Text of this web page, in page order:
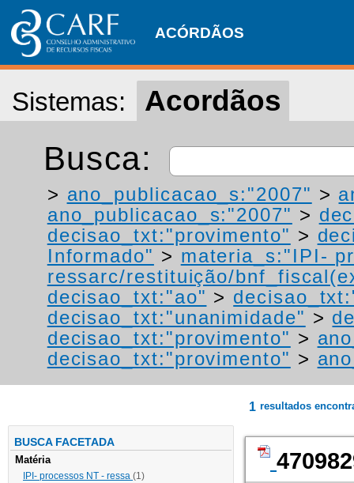
ACÓRDÃOS
Sistemas: Acordãos
Busca:
> ano_publicacao_s:"2007" >
ano_publicacao_s:"2007" >
decisao_txt:"provimento" >
Informado" > materia_s:"IPI-
ressarc/restituição/
decisao_txt:"ao" >
decisao_txt:"unanimidade" >
decisao_txt:"provimento" >
decisao_txt:"provimento" >
BUSCA FACETADA
Matéria
IPI- processos NT - ressa (1)
1 resultados